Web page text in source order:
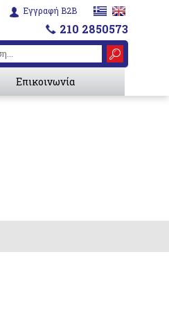
Εγγραφή B2B
210 2850573
Επικοινωνία